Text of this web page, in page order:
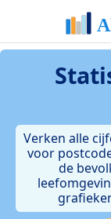
Verken alle
voor
de